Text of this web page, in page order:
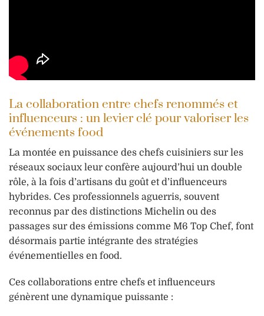
La collaboration entre chefs renommés et
influenceurs : un levier clé pour valoriser les
événements food
La montée en puissance des chefs cuisiniers sur les
réseaux sociaux leur confère aujourd’hui un double
rôle, à la fois d’artisans du goût et d’influenceurs
hybrides. Ces professionnels aguerris, souvent
reconnus par des distinctions Michelin ou des
passages sur des émissions comme M6 Top Chef, font
désormais partie intégrante des stratégies
événementielles en food.
Ces collaborations entre chefs et influenceurs
génèrent une dynamique puissante :